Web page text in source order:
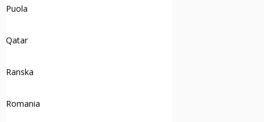
Puola
Qatar
Ranska
Romania